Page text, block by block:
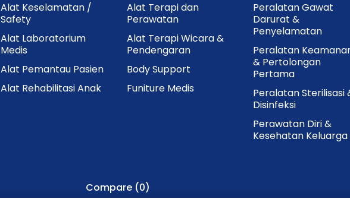
Alat Keselamatan /
Safety
Alat Laboratorium
Medis
Alat Pemantau Pasien
Alat Rehabilitasi Anak
Alat Terapi dan
Perawatan
Alat Terapi Wicara &
Pendengaran
Body Support
Funiture Medis
Peralatan Gawat
Darurat &
Penyelamatan
Peralatan
& Pertolongan
Pertama
Peralatan Sterilisasi
Disinfeksi
Perawatan Diri &
Kesehatan Keluarga
Compare (0)